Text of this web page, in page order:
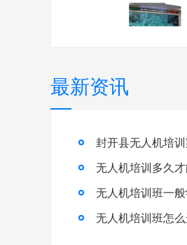
最新资讯
封开县无人机培
无人机培训多久
无人机培训班怎